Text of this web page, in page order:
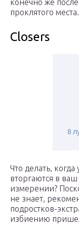
конечно же после
проклятого места.
Closers
8
Что делать,
вторгаются в
измерении?
не знает,
подростков-
избиению